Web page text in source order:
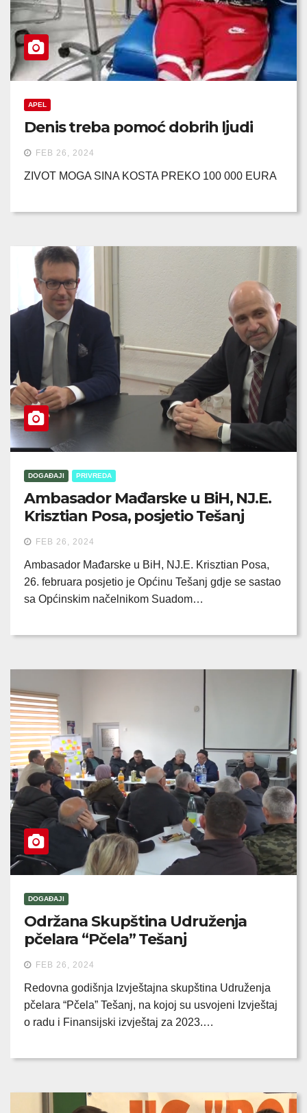
APEL
Denis treba pomoć dobrih ljudi
FEB 26, 2024
ZIVOT MOGA SINA KOSTA PREKO 100 000 EURA
DOGAĐAJI PRIVREDA
Ambasador Mađarske u BiH, NJ.E.
Krisztian Posa, posjetio Tešanj
FEB 26, 2024
Ambasador Mađarske u BiH, NJ.E. Krisztian Posa,
26. februara posjetio je Općinu Tešanj gdje se sastao
sa Općinskim načelnikom Suadom…
DOGAĐAJI
Održana Skupština Udruženja
pčelara “Pčela” Tešanj
FEB 26, 2024
Redovna godišnja Izvještajna skupština Udruženja
pčelara “Pčela” Tešanj, na kojoj su usvojeni Izvještaj
o radu i Finansijski izvještaj za 2023.…